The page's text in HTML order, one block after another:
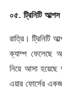
০৫. ট্রিনিটি
রাত্রি। ট্রিনিটি
ক্যাম্প ফেলেছে
নিয়ে আসা
এয়ার ফোর্সের